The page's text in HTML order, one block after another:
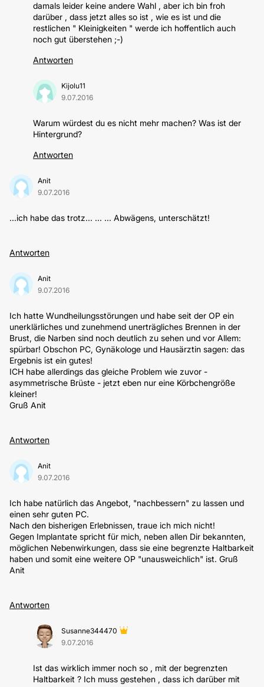
damals leider keine andere Wahl , aber ich bin froh
darüber , dass jetzt alles so ist , wie es ist und die
restlichen " Kleinigkeiten " werde ich hoffentlich auch
noch gut überstehen ;-)
Antworten
Kijolu11
9.07.2016
Warum würdest du es nicht mehr machen? Was ist der
Hintergrund?
Antworten
Anit
9.07.2016
...ich habe das trotz... ... ... Abwägens, unterschätzt!
Antworten
Anit
9.07.2016
Ich hatte Wundheilungsstörungen und habe seit der OP ein
unerklärliches und zunehmend unerträgliches Brennen in der
Brust, die Narben sind noch deutlich zu sehen und vor Allem:
spürbar! Obschon PC, Gynäkologe und Hausärztin sagen: das
Ergebnis ist ein gutes!
ICH habe allerdings das gleiche Problem wie zuvor -
asymmetrische Brüste - jetzt eben nur eine Körbchengröße
kleiner!
Gruß Anit
Antworten
Anit
9.07.2016
Ich habe natürlich das Angebot, "nachbessern" zu lassen und
einen sehr guten PC.
Nach den bisherigen Erlebnissen, traue ich mich nicht!
Gegen Implantate spricht für mich, neben allen Dir bekannten,
möglichen Nebenwirkungen, dass sie eine begrenzte Haltbarkeit
haben und somit eine weitere OP "unausweichlich" ist. Gruß
Anit
Antworten
Susanne344470
9.07.2016
Ist das wirklich immer noch so , mit der begrenzten
Haltbarkeit ? Ich muss gestehen , dass ich darüber mit